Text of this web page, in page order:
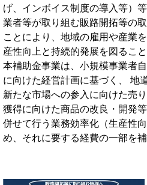
げ、インボイス制度の導入等）
業者等が取り組む販路開拓等の
ことにより、地域の雇用や産業
産性向上と持続的発展を図るこ
本補助金事業は、小規模事業者
に向けた経営計画に基づく、 地
新たな市場への参入に向けた売
獲得に向けた商品の改良・開発
併せて行う業務効率化（生産性
め、それに要する経費の一部を補